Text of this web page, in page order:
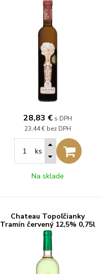
28,83 € s DPH
23,44 € bez DPH
ks
Na sklade
Chateau Topoľčianky
Tramín červený 12,5% 0,75l